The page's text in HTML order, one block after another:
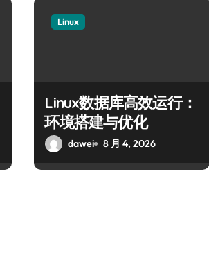
Linux
Linux数据库高效运行：
环境搭建与优化
dawei 8 月 4, 2026